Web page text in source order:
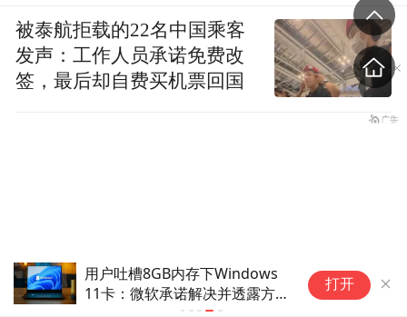
用户吐槽8GB内存下Windows
11卡：微软承诺解决并透露方
打开
被泰航拒载的22名中国乘客
发声：工作人员承诺免费改
签，最后却自费买机票回国